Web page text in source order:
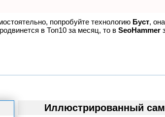
попробуйте технологию Буст,
в Топ10 за месяц, то в SeoHammer
Иллюстрированный